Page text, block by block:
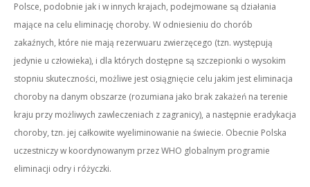
Polsce, podobnie jak i w innych krajach, podejmowane są działania
mające na celu eliminację choroby. W odniesieniu do chorób
zakaźnych, które nie mają rezerwuaru zwierzęcego (tzn. występują
jedynie u człowieka), i dla których dostępne są szczepionki o wysokim
stopniu skuteczności, możliwe jest osiągnięcie celu jakim jest eliminacja
choroby na danym obszarze (rozumiana jako brak zakażeń na terenie
kraju przy możliwych zawleczeniach z zagranicy), a następnie eradykacja
choroby, tzn. jej całkowite wyeliminowanie na świecie. Obecnie Polska
uczestniczy w koordynowanym przez WHO globalnym programie
eliminacji odry i różyczki.